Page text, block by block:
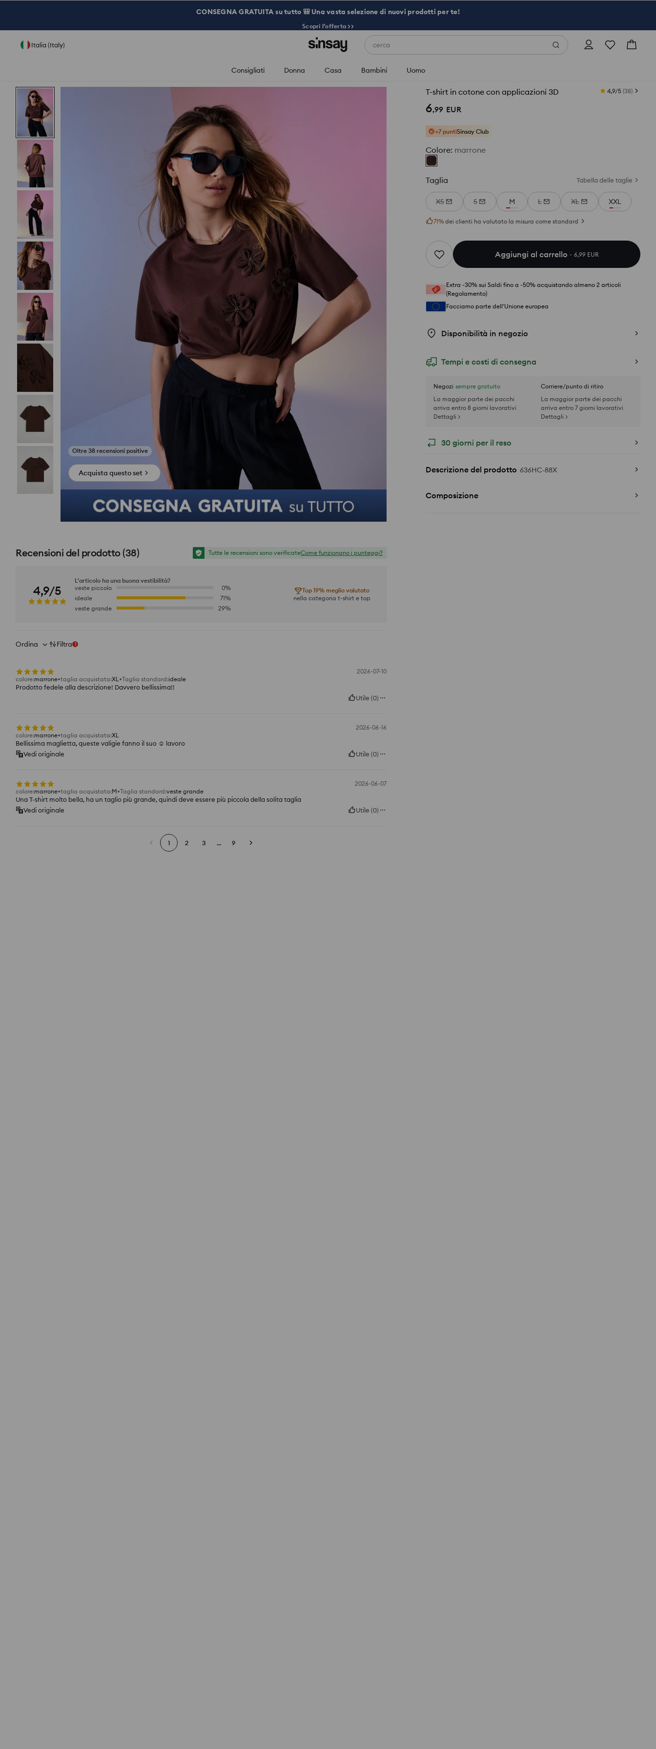
CONSEGNA GRATUITA su tutto 🎒 Una vasta selezione di nuovi prodotti per te!
Scopri l’offerta >>
Italia (Italy) cerca
Consigliati Donna Casa Bambini Uomo
T-shirt in cotone con applicazioni 3D 4,9/5 (38)
6,99 EUR
+7 puntiSinsay Club
Colore: marrone
Taglia Tabella delle taglie
XS S M L XL XXL
71%dei clienti ha valutato la misura come standard
Aggiungi al carrello 6,99 EUR
Extra -30% sui Saldi fino a -50% acquistando almeno 2 articoli
(Regolamento)
Facciamo parte dell'Unione europea
Disponibilità in negozio
Tempi e costi di consegna
Negozi sempre gratuito
La maggior parte dei pacchi
arriva entro 8 giorni lavorativi
Dettagli >
Corriere/punto di ritiro
La maggior parte dei pacchi
arriva entro 7 giorni lavorativi
Dettagli >
30 giorni per il reso
Descrizione del prodotto 636HC-88X
Composizione
si_productpage_user_photos_button_title
Acquista questo set
Recensioni del prodotto(38) Tutte le recensioni sono verificateCome funzionano i punteggi?
4,9/5
L'articolo ha una buona vestibilità?
veste piccolo
0%
ideale
71%
veste grande
29%
Top 19% meglio valutato
nella categoria t-shirt e top
Ordina Filtra 1
2026-07-10
colore:marrone taglia acquistata:XL Taglia standard:ideale
Prodotto fedele alla descrizione! Davvero bellissima!!
Utile (0)
2026-06-16
colore:marrone taglia acquistata:XL
Bellissima maglietta, queste valigie fanno il suo ☺️ lavoro
Vedi originale
Utile (0)
2026-06-07
colore:marrone taglia acquistata:M Taglia standard:veste grande
Una T-shirt molto bella, ha un taglio più grande, quindi deve essere più piccola della solita taglia
Vedi originale
Utile (0)
1 2 3 ... 9